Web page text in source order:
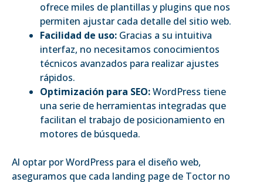
ofrece miles de plantillas y plugins que nos
permiten ajustar cada detalle del sitio web.
Facilidad de uso: Gracias a su intuitiva
interfaz, no necesitamos conocimientos
técnicos avanzados para realizar ajustes
rápidos.
Optimización para SEO:WordPress tiene
una serie de herramientas integradas que
facilitan el trabajo de posicionamiento en
motores de búsqueda.
Al optar por WordPress para el diseño web,
aseguramos que cada landing page de Toctor no